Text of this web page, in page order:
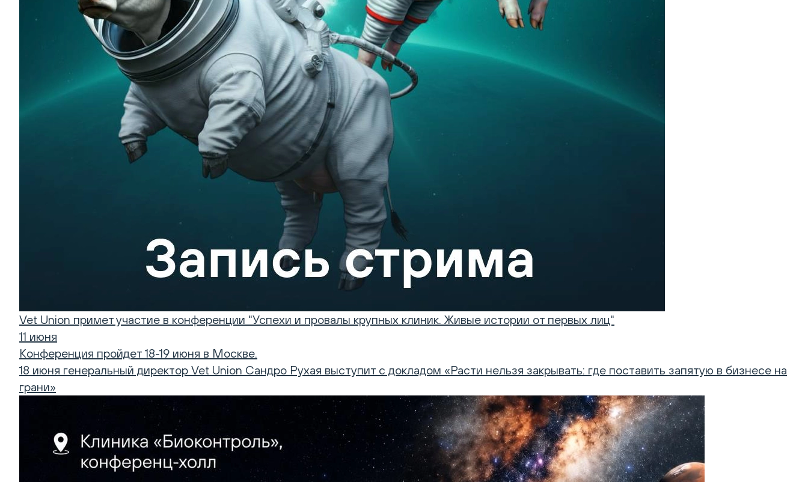
Vet Union примет участие в конференции "Успехи и провалы крупных клиник. Живые истории от первых лиц"
11 июня
Конференция пройдет 18-19 июня в Москве.
18 июня генеральный директор Vet Union Сандро Рухая выступит с докладом «Расти нельзя закрывать: где поставить запятую в бизнесе на
грани»